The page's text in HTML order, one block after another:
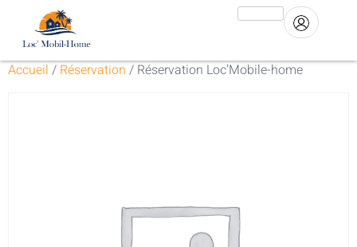
Accueil / Réservation / Réservation Loc’Mobile-home